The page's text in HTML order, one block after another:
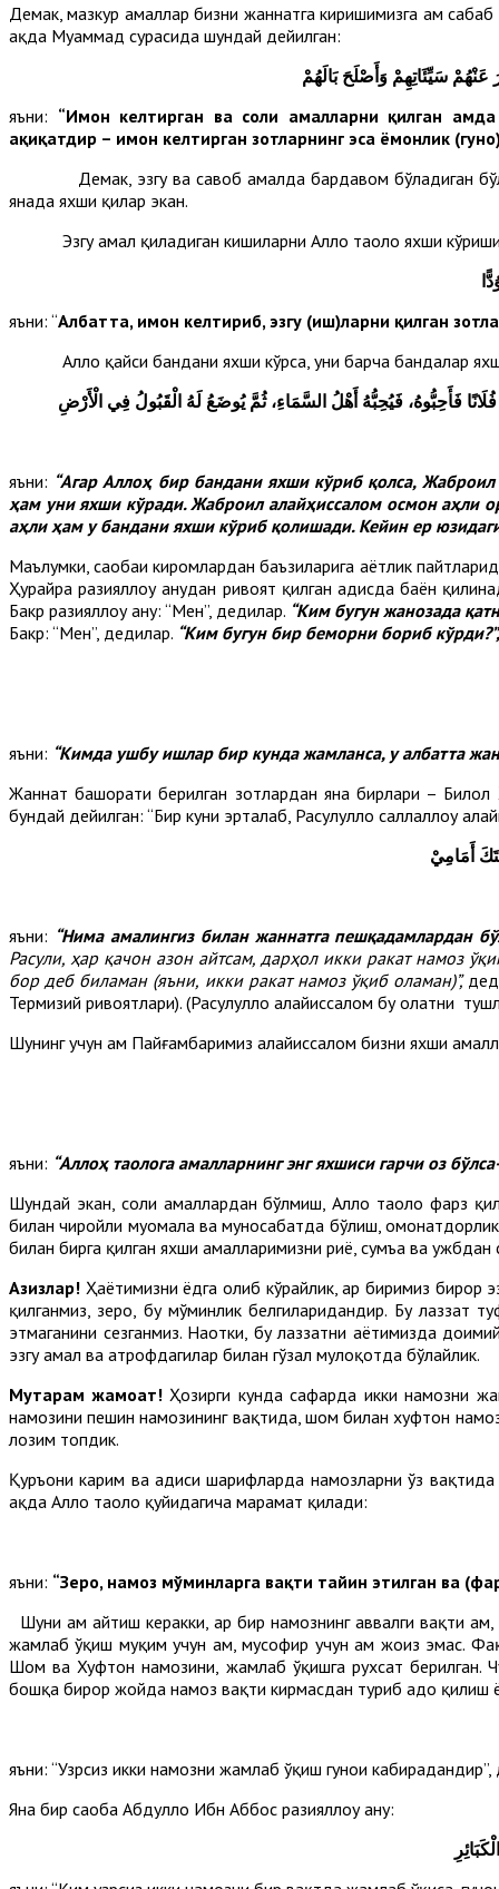
Демак, мазкур амаллар бизни жаннатга киришимизга ҳам сабаб
ҳақда Муҳаммад сурасида шундай дейилган:
سَيِّئَاتِهِمْ وَأَصْلَحَ بَالَهُمْ
яъни: “Имон келтирган ва солиҳ амалларни қилган
ҳақиқатдир – имон келтирган зотларнинг эса ёмонлик
Демак, эзгу ва савоб амалда бардавом бўладиган
янада яхши қилар экан.
Эзгу амал қиладиган кишиларни Аллоҳ таоло яхши
яъни: “Албатта, имон келтириб, эзгу (иш)ларни қилган
Аллоҳ қайси бандани яхши кўрса, уни барча бандалар яхши
فَأَحِبُّوهُ، فَيُحِبُّهُ أَهْلُ السَّمَاءِ، ثُمَّ يُوضَعُ لَهُ الْقَبُولُ فِي الْأَرْضِ
яъни: “Агар Аллоҳ бир бандани яхши кўриб қолса, Жаброил
ҳам уни яхши кўради. Жаброил алайҳиссалом осмон аҳли
аҳли ҳам у бандани яхши кўриб қолишади. Кейин ер
Маълумки, саҳобаи киромлардан баъзиларига ҳаётлик
Ҳурайра разияллоҳу анҳудан ривоят қилган ҳадисда баён
Бакр разияллоҳу анҳу: “Мен”, дедилар. “Ким бугун жанозада
Бакр: “Мен”, дедилар. “Ким бугун бир беморни бориб кўрди?”,
яъни: “Кимда ушбу ишлар бир кунда жамланса, у албатта
Жаннат башорати берилган зотлардан яна бирлари – Билол
бундай дейилган: “Бир куни эрталаб, Расулуллоҳ саллаллоҳу
أَمَامِيْ
яъни: “Нима амалингиз билан жаннатга пешқадамлардан
Расули, ҳар қачон азон айтсам, дарҳол икки ракат намоз
бор деб биламан (яъни, икки ракат намоз ўқиб оламан)”,
Термизий ривоятлари). (Расулуллоҳ алайҳиссалом бу ҳолатни
Шунинг учун ҳам Пайғамбаримиз алайҳиссалом бизни яхши
яъни: “Аллоҳ таолога амалларнинг энг яхшиси гарчи оз
Шундай экан, солиҳ амаллардан бўлмиш, Аллоҳ таоло фарз
билан чиройли муомала ва муносабатда бўлиш,
билан бирга қилган яхши амалларимизни риё, сумъа ва
Азизлар! Ҳаётимизни ёдга олиб кўрайлик, ҳар биримиз бирор
қилганмиз, зеро, бу мўминлик белгиларидандир. Бу лаззат
этмаганини сезганмиз. Наҳотки, бу лаззатни ҳаётимизда
эзгу амал ва атрофдагилар билан гўзал мулоқотда бўлайлик.
Муҳтарам жамоат!Ҳозирги кунда сафарда икки намозни
намозини пешин намозининг вақтида, шом билан хуфтон
лозим топдик.
Қуръони карим ва ҳадиси шарифларда намозларни ўз
ҳақда Аллоҳ таоло қуйидагича марҳамат қилади:
яъни: “Зеро, намоз мўминларга вақти тайин этилган ва
Шуни ҳам айтиш керакки, ҳар бир намознинг аввалги вақти
жамлаб ўқиш муқим учун ҳам, мусофир учун ҳам жоиз эмас.
Шом ва Хуфтон намозини, жамлаб ўқишга рухсат берилган.
бошқа бирор жойда намоз вақти кирмасдан туриб адо қилиш
яъни: “Узрсиз икки намозни жамлаб ўқиш гуноҳи
Яна бир саҳоба Абдуллоҳ Ибн Аббос разияллоҳу анҳу: